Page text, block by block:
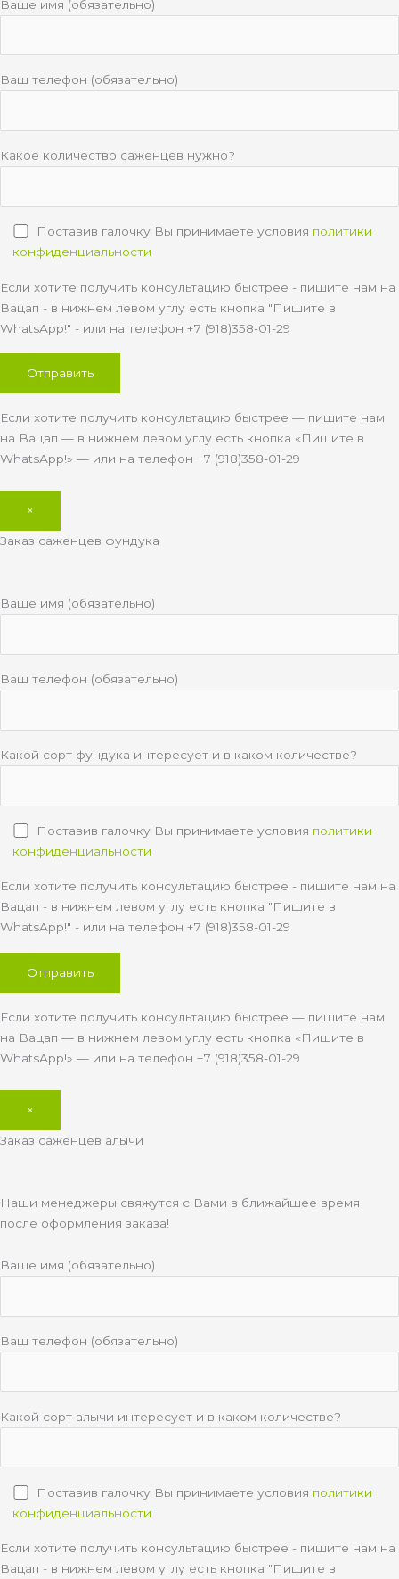
Ваше имя (обязательно)
Ваш телефон (обязательно)
Какое количество саженцев нужно?
Поставив галочку Вы принимаете условия политики
конфиденциальности
Если хотите получить консультацию быстрее - пишите нам на
Вацап - в нижнем левом углу есть кнопка "Пишите в
WhatsApp!" - или на телефон +7 (918)358-01-29
Если хотите получить консультацию быстрее — пишите нам
на Вацап — в нижнем левом углу есть кнопка «Пишите в
WhatsApp!» — или на телефон +7 (918)358-01-29
×
Заказ саженцев фундука
Ваше имя (обязательно)
Ваш телефон (обязательно)
Какой сорт фундука интересует и в каком количестве?
Поставив галочку Вы принимаете условия политики
конфиденциальности
Если хотите получить консультацию быстрее - пишите нам на
Вацап - в нижнем левом углу есть кнопка "Пишите в
WhatsApp!" - или на телефон +7 (918)358-01-29
Если хотите получить консультацию быстрее — пишите нам
на Вацап — в нижнем левом углу есть кнопка «Пишите в
WhatsApp!» — или на телефон +7 (918)358-01-29
×
Заказ саженцев алычи
Наши менеджеры свяжутся с Вами в ближайшее время
после оформления заказа!
Ваше имя (обязательно)
Ваш телефон (обязательно)
Какой сорт алычи интересует и в каком количестве?
Поставив галочку Вы принимаете условия политики
конфиденциальности
Если хотите получить консультацию быстрее - пишите нам на
Вацап - в нижнем левом углу есть кнопка "Пишите в